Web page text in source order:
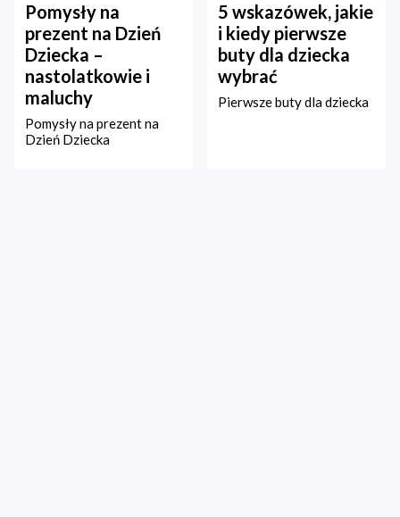
Pomysły na
prezent na Dzień
Dziecka –
nastolatkowie i
maluchy
Pomysły na prezent na
Dzień Dziecka
5 wskazówek, jakie
i kiedy pierwsze
buty dla dziecka
wybrać
Pierwsze buty dla dziecka